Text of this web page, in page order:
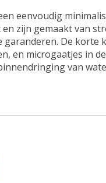
eenvoudig
zijn gemaakt van
De korte
en microgaatjes in
van